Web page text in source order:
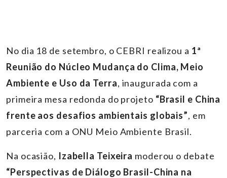
No dia 18 de setembro, o CEBRI realizou a 1ª
Reunião do Núcleo Mudança do Clima, Meio
Ambiente e Uso da Terra, inaugurada com a
primeira mesa redonda do projeto “Brasil e China
frente aos desafios ambientais globais”, em
parceria com a ONU Meio Ambiente Brasil.
Na ocasião, Izabella Teixeira moderou o debate
“Perspectivas de Diálogo Brasil-China na